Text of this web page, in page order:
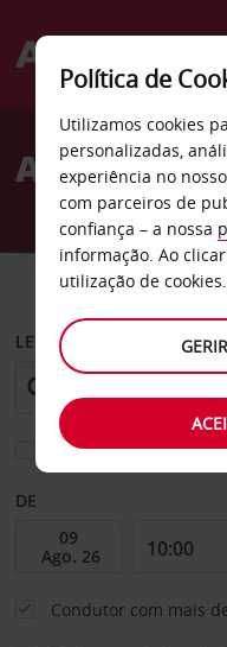
Welcome
AvisAluguer de
CARRO
LEVANTAR EM
Escolher uma
DE
Condutor com mais
Política de
Utilizamos cookies
personalizadas,
experiência no
com parceiros de
confiança – a nossa
informação. Ao
utilização de cookies.